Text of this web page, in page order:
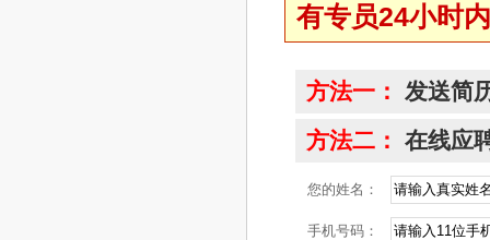
有专员24小时
方法一：
发送简
方法二：
在线应
您的姓名：
手机号码：